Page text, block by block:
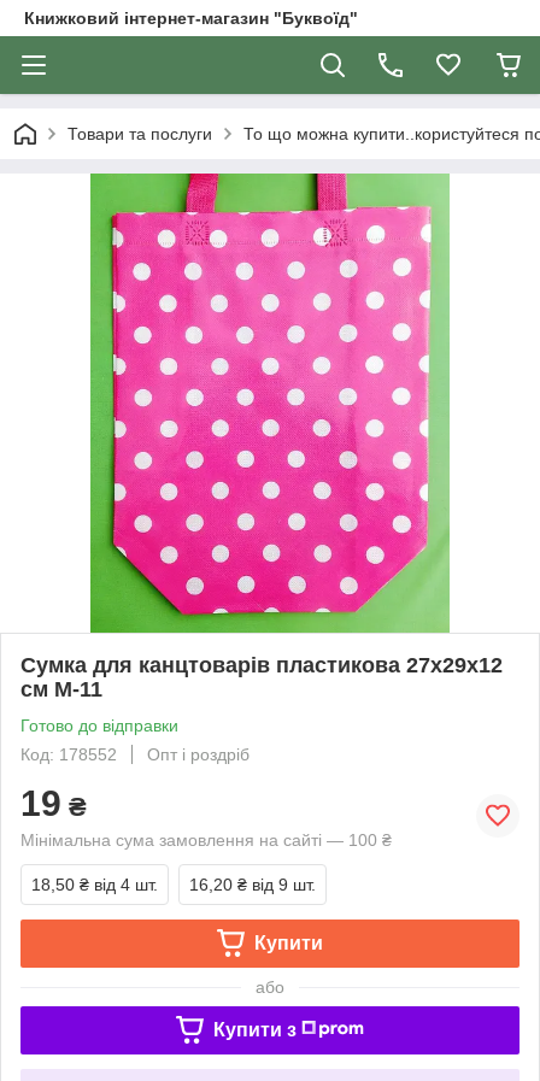
Книжковий інтернет-магазин "Буквоїд"
Товари та послуги То що можна купити..користуйтеся
Сумка для канцтоварів пластикова 27x29x12
см M-11
Готово до відправки
Код: 178552
Опт і роздріб
19 ₴
Мінімальна сума замовлення на сайті — 100 ₴
18,50 ₴ від 4 шт. 16,20 ₴ від 9 шт.
Купити
або
Купити з